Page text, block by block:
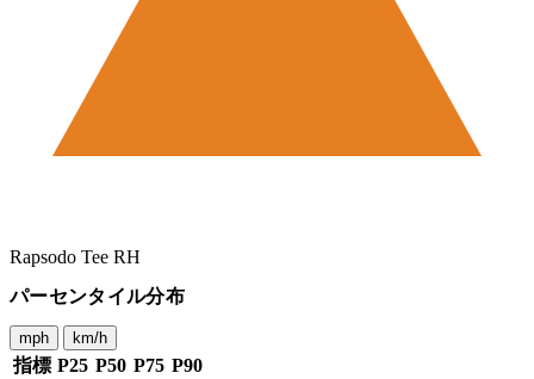
Rapsodo Tee RH
パーセンタイル分布
mph km/h
指標 P25 P50 P75 P90